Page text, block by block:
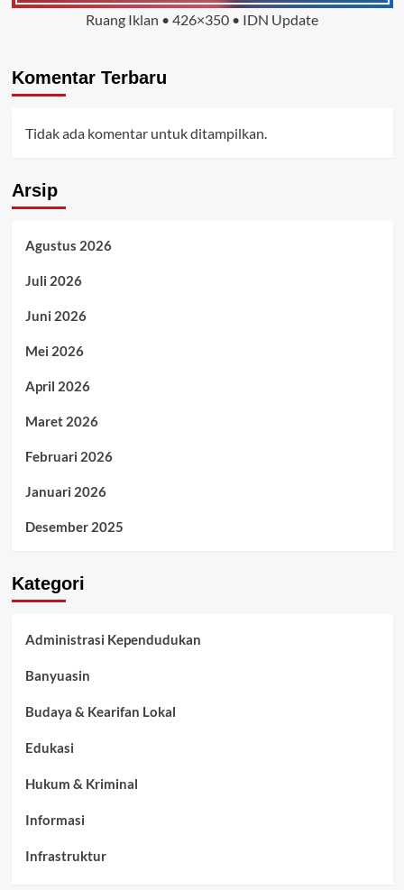
Ruang Iklan • 426×350 • IDN Update
Komentar Terbaru
Tidak ada komentar untuk ditampilkan.
Arsip
Agustus 2026
Juli 2026
Juni 2026
Mei 2026
April 2026
Maret 2026
Februari 2026
Januari 2026
Desember 2025
Kategori
Administrasi Kependudukan
Banyuasin
Budaya & Kearifan Lokal
Edukasi
Hukum & Kriminal
Informasi
Infrastruktur